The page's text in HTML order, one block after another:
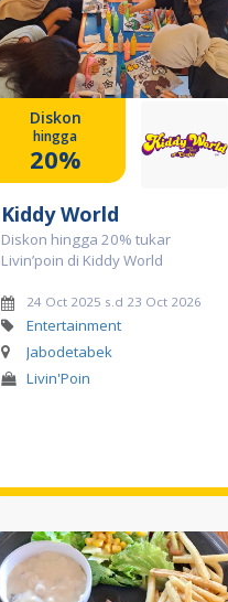
Diskon
hingga
20%
Kiddy World
Diskon hingga 20% tukar
Livin’poin di Kiddy World
24 Oct 2025 s.d 23 Oct 2026
Entertainment
Jabodetabek
Livin'Poin